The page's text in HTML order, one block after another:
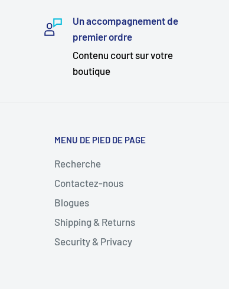
Un accompagnement de
premier ordre
Contenu court sur votre
boutique
MENU DE PIED DE PAGE
Recherche
Contactez-nous
Blogues
Shipping & Returns
Security & Privacy